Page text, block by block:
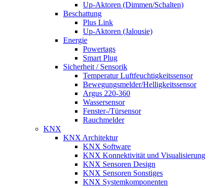
Up-Aktoren (Dimmen/Schalten)
Beschattung
Plus Link
Up-Aktoren (Jalousie)
Energie
Powertags
Smart Plug
Sicherheit / Sensorik
Temperatur Luftfeuchtigkeitssensor
Bewegungsmelder/Helligkeitssensor
Argus 220-360
Wassersensor
Fenster-/Türsensor
Rauchmelder
KNX
KNX Architektur
KNX Software
KNX Konnektivität und Visualisierung
KNX Sensoren Design
KNX Sensoren Sonstiges
KNX Systemkomponenten